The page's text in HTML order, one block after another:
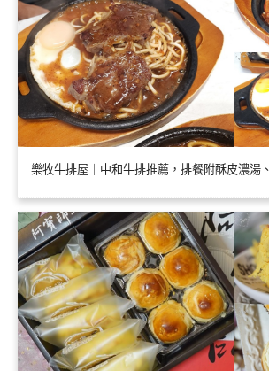
樂牧牛排屋｜中和牛排推薦，排餐附酥皮濃湯